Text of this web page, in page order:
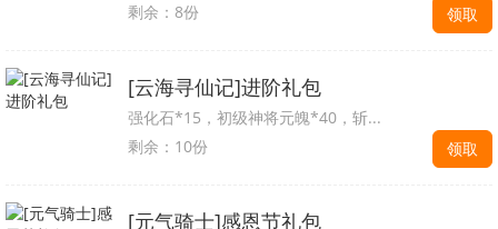
剩余：8份
领取
[云海寻仙记]进阶礼包
强化石*15，初级神将元魄*40，斩...
剩余：10份
领取
[元气骑士]感恩节礼包